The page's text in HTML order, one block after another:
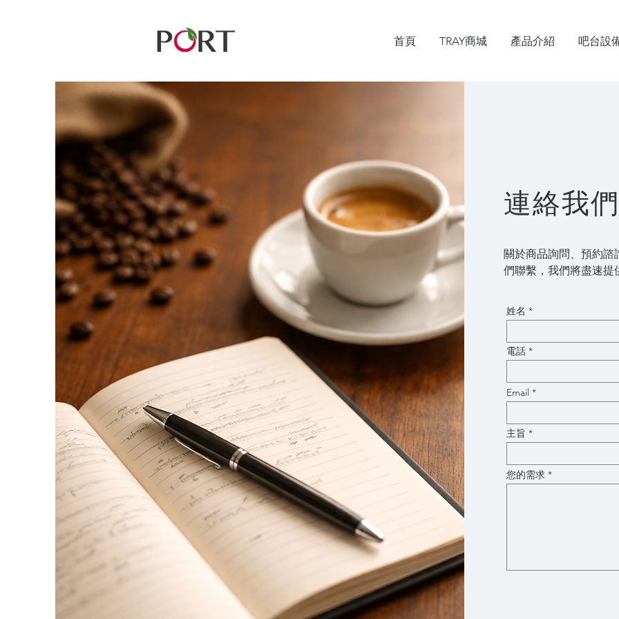
首頁 TRAY商城 產品介紹 吧台設
連絡我們
關於商品詢問、預約諮
們聯繫，我們將盡速提
姓名
電話
Email
主旨
您的需求